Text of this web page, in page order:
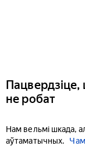
Пацвердзіце,
не робат
Нам вельмі шкада,
аўтаматычных.